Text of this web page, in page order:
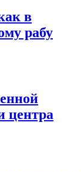
в
рабу
центра